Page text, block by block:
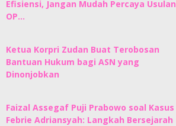
Efisiensi, Jangan Mudah Percaya Usulan
OP…
Ketua Korpri Zudan Buat Terobosan
Bantuan Hukum bagi ASN yang
Dinonjobkan
Faizal Assegaf Puji Prabowo soal Kasus
Febrie Adriansyah: Langkah Bersejarah